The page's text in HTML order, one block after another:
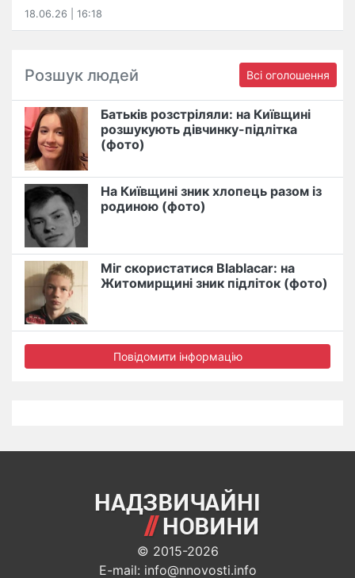
18.06.26 | 16:18
Розшук людей Всі оголошення
Батьків розстріляли: на Київщині
розшукують дівчинку-підлітка
(фото)
На Київщині зник хлопець разом із
родиною (фото)
Міг скористатися Blablacar: на
Житомирщині зник підліток (фото)
Повідомити інформацію
© 2015-2026
E-mail: info@nnovosti.info